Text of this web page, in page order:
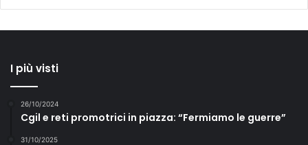
I più visti
26/10/2024
Cgil e reti promotrici in piazza: “Fermiamo le guerre”
31/10/2025